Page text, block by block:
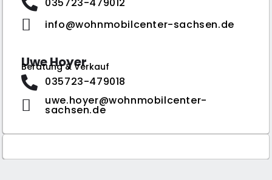
info@wohnmobilcenter-sachsen.de
Uwe Hoyer
Beratung & Verkauf
035723-479018
uwe.hoyer@wohnmobilcenter-
sachsen.de